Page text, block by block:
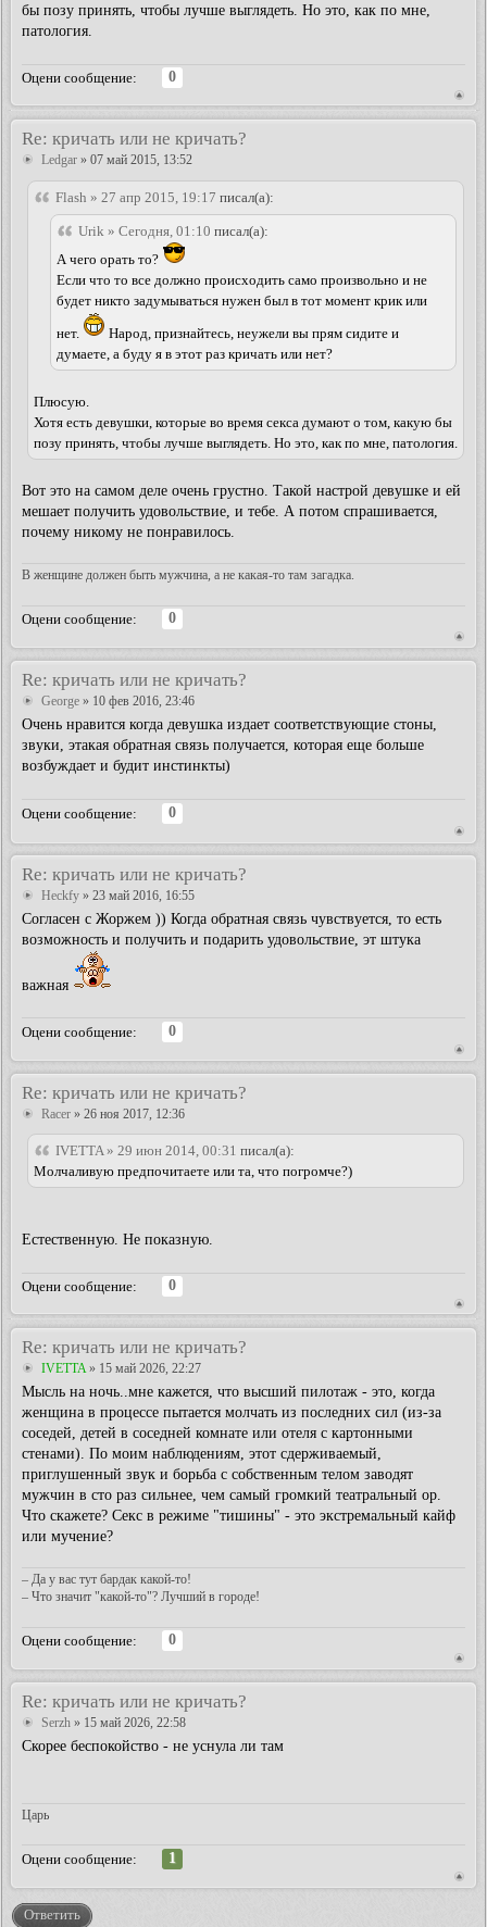
бы позу принять, чтобы лучше выглядеть. Но это, как по мне,
патология.
Оцени сообщение:
0
Re: кричать или не кричать?
Ledgar » 07 май 2015, 13:52
Flash » 27 апр 2015, 19:17 писал(а):
Urik » Сегодня, 01:10 писал(а):
А чего орать то?
Если что то все должно происходить само произвольно и не
будет никто задумываться нужен был в тот момент крик или
нет.
Народ, признайтесь, неужели вы прям сидите и
думаете, а буду я в этот раз кричать или нет?
Плюсую.
Хотя есть девушки, которые во время секса думают о том, какую бы
позу принять, чтобы лучше выглядеть. Но это, как по мне, патология.
Вот это на самом деле очень грустно. Такой настрой девушке и ей
мешает получить удовольствие, и тебе. А потом спрашивается,
почему никому не понравилось.
В женщине должен быть мужчина, а не какая-то там загадка.
Оцени сообщение:
0
Re: кричать или не кричать?
George » 10 фев 2016, 23:46
Очень нравится когда девушка издает соответствующие стоны,
звуки, этакая обратная связь получается, которая еще больше
возбуждает и будит инстинкты)
Оцени сообщение:
0
Re: кричать или не кричать?
Heckfy » 23 май 2016, 16:55
Согласен с Жоржем )) Когда обратная связь чувствуется, то есть
возможность и получить и подарить удовольствие, эт штука
важная
Оцени сообщение:
0
Re: кричать или не кричать?
Racer » 26 ноя 2017, 12:36
IVETTA » 29 июн 2014, 00:31 писал(а):
Молчаливую предпочитаете или та, что погромче?)
Естественную. Не показную.
Оцени сообщение:
0
Re: кричать или не кричать?
IVETTA» 15 май 2026, 22:27
Мысль на ночь..мне кажется, что высший пилотаж - это, когда
женщина в процессе пытается молчать из последних сил (из-за
соседей, детей в соседней комнате или отеля с картонными
стенами). По моим наблюдениям, этот сдерживаемый,
приглушенный звук и борьба с собственным телом заводят
мужчин в сто раз сильнее, чем самый громкий театральный ор.
Что скажете? Секс в режиме "тишины" - это экстремальный кайф
или мучение?
– Да у вас тут бардак какой-то!
– Что значит "какой-то"? Лучший в городе!
Оцени сообщение:
0
Re: кричать или не кричать?
Serzh » 15 май 2026, 22:58
Скорее беспокойство - не уснула ли там
Царь
Оцени сообщение:
1
Ответить